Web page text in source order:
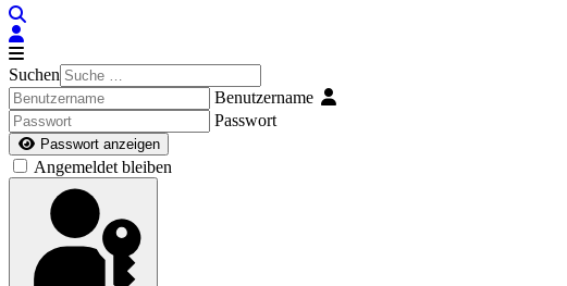
Suchen
Benutzername
Passwort
Passwort anzeigen
Angemeldet bleiben